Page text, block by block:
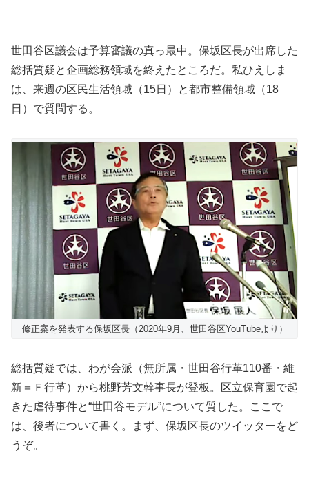
世田谷区議会は予算審議の真っ最中。保坂区長が出席した
総括質疑と企画総務領域を終えたところだ。私ひえしま
は、来週の区民生活領域（15日）と都市整備領域（18
日）で質問する。
修正案を発表する保坂区長（2020年9月、世田谷区YouTubeより）
総括質疑では、わが会派（無所属・世田谷行革110番・維
新＝Ｆ行革）から桃野芳文幹事長が登板。区立保育園で起
きた虐待事件と“世田谷モデル”について質した。ここで
は、後者について書く。まず、保坂区長のツイッターをど
うぞ。